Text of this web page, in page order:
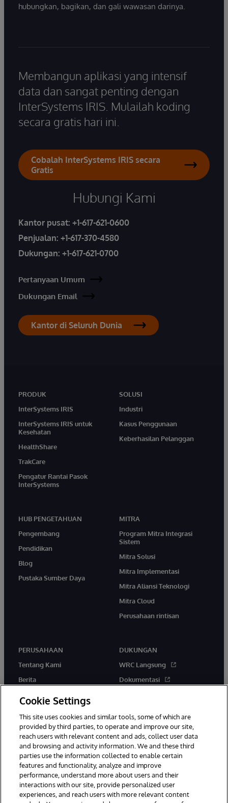
hubungkan, bagikan, dan gali wawasan darinya.
Membangun aplikasi yang intensif
data dan sangat penting dengan
InterSystems IRIS. Mulailah koding
secara gratis hari ini.
Cobalah InterSystems IRIS secara
Gratis
Hubungi Kami
Kantor pusat: +1-617-621-0600
Penjualan: +1-617-370-4580
Dukungan: +1-617-621-0700
Pertanyaan Umum
Dukungan Email
Kantor di Seluruh Dunia
PRODUK
InterSystems IRIS
InterSystems IRIS untuk
Kesehatan
HealthShare
TrakCare
Pengatur Rantai Pasok
InterSystems
SOLUSI
Industri
Kasus Penggunaan
Keberhasilan Pelanggan
HUB PENGETAHUAN
Pengembang
Pendidikan
Blog
Pustaka Sumber Daya
MITRA
Program Mitra Integrasi
Sistem
Mitra Solusi
Mitra Implementasi
Mitra Aliansi Teknologi
Mitra Cloud
Perusahaan rintisan
PERUSAHAAN
Tentang Kami
Berita
DUKUNGAN
WRC Langsung
Dokumentasi
© 1996-2026 InterSystems Corporation, Boston, MA. Hak Cipta
Dilindungi Undang-Undang.
Pemberitahuan/Syarat & Ketentuan
Cookie Settings
This site uses cookies and similar tools, some of which are
provided by third parties, to operate and improve our site,
reach users with relevant content and ads, collect user data
and browsing and activity information. We and these third
parties use the information collected to enable certain
features and functionality, analyze and improve
performance, understand more about users and their
interactions with our site, provide personalized user
experiences, and reach users with more relevant content